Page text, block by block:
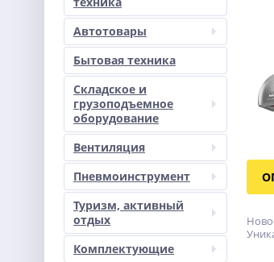
Автотовары
Бытовая техника
Складское и
грузоподъемное
оборудование
Вентиляция
Пневмоинструмент
Туризм, активный
отдых
Комплектующие